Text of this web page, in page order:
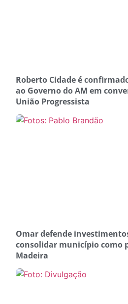
Roberto Cidade é
ao Governo do AM em
União Progressista
Omar defende
consolidar município como
Madeira